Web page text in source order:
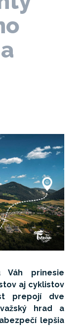
Váh prinesie
aj cyklistov
prepojí dve
hrad a
lepšia